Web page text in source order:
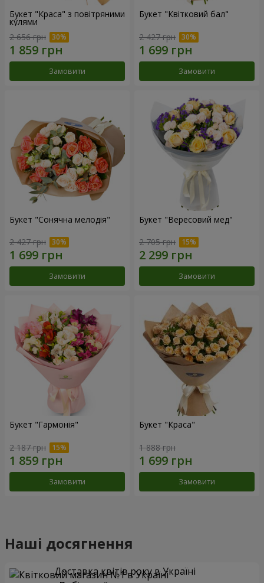
Букет "Краса" з повітряними
кулями
2 656 грн
Замовити
Букет "Квітковий бал"
2 427 грн
Замовити
Букет "Сонячна мелодія"
2 427 грн
Замовити
Букет "Вересовий мед"
2 705 грн
Замовити
Букет "Гармонія"
2 187 грн
Замовити
Букет "Краса"
1 888 грн
Замовити
Наші досягнення
Доставка квітів року в Україні